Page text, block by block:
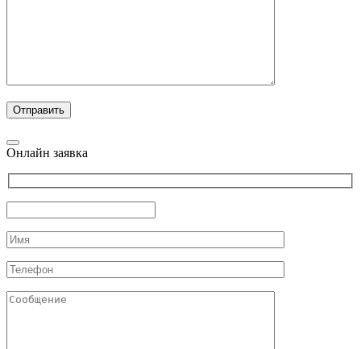
Онлайн заявка